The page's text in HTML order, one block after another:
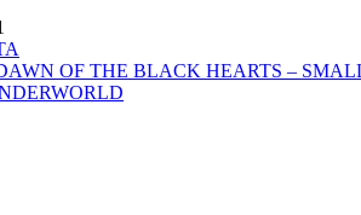
OF THE BLACK HEARTS –